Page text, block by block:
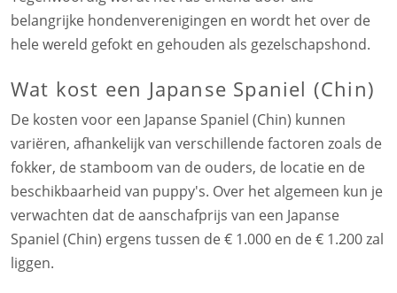
belangrijke hondenverenigingen en wordt het over de
hele wereld gefokt en gehouden als gezelschapshond.
Wat kost een Japanse Spaniel (Chin)
De kosten voor een Japanse Spaniel (Chin) kunnen
variëren, afhankelijk van verschillende factoren zoals de
fokker, de stamboom van de ouders, de locatie en de
beschikbaarheid van puppy's. Over het algemeen kun je
verwachten dat de aanschafprijs van een Japanse
Spaniel (Chin) ergens tussen de € 1.000 en de € 1.200 zal
liggen.